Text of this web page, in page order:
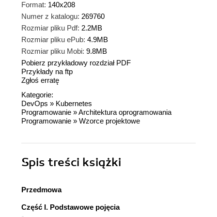
Format: 140x208
Numer z katalogu: 269760
Rozmiar pliku Pdf: 2.2MB
Rozmiar pliku ePub: 4.9MB
Rozmiar pliku Mobi: 9.8MB
Pobierz przykładowy rozdział PDF
Przykłady na ftp
Zgłoś erratę
Kategorie:
DevOps » Kubernetes
Programowanie »Architektura oprogramowania
Programowanie » Wzorce projektowe
Spis treści książki
Przedmowa
Część I. Podstawowe pojęcia